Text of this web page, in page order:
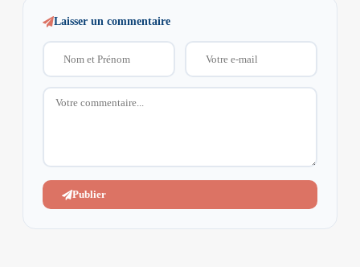
Laisser un commentaire
Publier